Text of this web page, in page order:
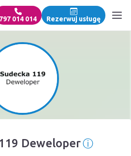
797 014 014 Rezerwuj usługę
Deweloperⓘ